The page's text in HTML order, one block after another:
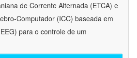
de Corrente Alternada (ETCA) e
Computador (ICC) baseada em
para o controle de um